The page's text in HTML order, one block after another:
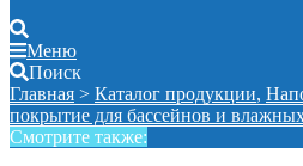
Меню
Поиск
Главная > Каталог продукции,
покрытие для бассейнов и
Смотрите также: